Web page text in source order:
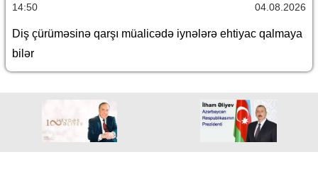
14:50 04.08.2026
Diş çürüməsinə qarşı müalicədə iynələrə ehtiyac qalmaya
bilər